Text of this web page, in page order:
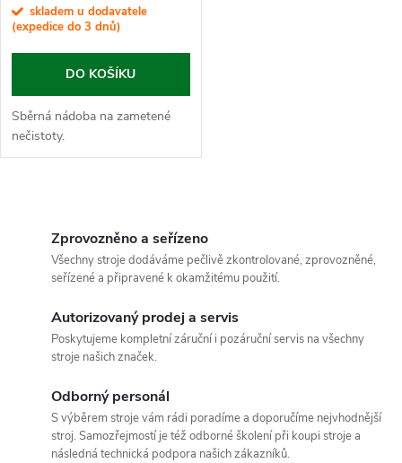
skladem u dodavatele
(expedice do 3 dnů)
DO KOŠÍKU
Sběrná nádoba na zametené
nečistoty.
Zprovozněno a seřízeno
Všechny stroje dodáváme pečlivě zkontrolované, zprovozněné,
seřízené a připravené k okamžitému použití.
Autorizovaný prodej a servis
Poskytujeme kompletní záruční i pozáruční servis na všechny
stroje našich značek.
Odborný personál
S výběrem stroje vám rádi poradíme a doporučíme nejvhodnější
stroj. Samozřejmostí je též odborné školení při koupi stroje a
následná technická podpora našich zákazníků.